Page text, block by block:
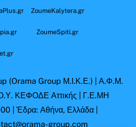
ZoumeKalytera.gr
ZoumeSpiti.gr
(Orama Group Μ.Ι.Κ.Ε.) | Α.Φ.Μ.
ΚΕΦΟΔΕ Αττικής | Γ.Ε.ΜΗ
| Έδρα: Αθήνα, Ελλάδα |
group.com